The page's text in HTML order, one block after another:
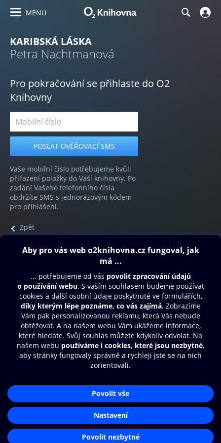
MENU
KARIBSKÁ LÁSKA
Petra Nachtmanová
Pro pokračování se přihlaste do O2
Knihovny
Vaše mobilní číslo potřebujeme kvůli
přiřazení položky do Vaší knihovny. Po
zadání Vašeho telefonního čísla
obdržíte SMS s jednorázovým kódem
pro přihlášení.
Zpět
Obsah ke stažení
Moje O2 Knihovna
Další zábava
© O2 Czech Republic a.s.
Přístupnost
Zásady zpracování osobních údajů
Nastavení cookies
Aplikace O2 Knihovna
Čti a poslouchej své e-knihy a
audioknihy rychleji a pohodlněji.